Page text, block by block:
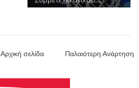
Παλαιότερη Ανάρτηση
Αρχική σελίδα